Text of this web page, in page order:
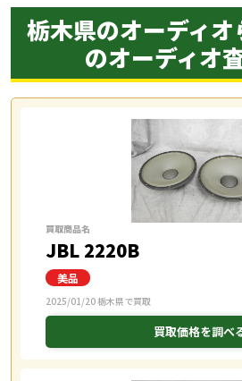
栃木県のオーディ
のオーディオ
買取商品名
JBL 2220B
2025/01/20 栃木県で買取
買取価格を調べ